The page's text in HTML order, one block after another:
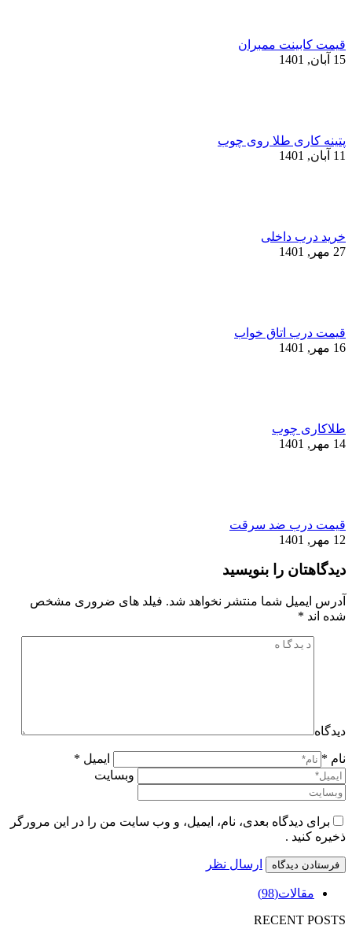
قیمت کابینت ممبران
15 آبان, 1401
پتینه کاری طلا روی چوب
11 آبان, 1401
خرید درب داخلی
27 مهر, 1401
قیمت درب اتاق خواب
16 مهر, 1401
طلاکاری چوب
14 مهر, 1401
قیمت درب ضد سرقت
12 مهر, 1401
دیدگاهتان را بنویسید
آدرس ایمیل شما منتشر نخواهد شد. فیلد های ضروری مشخص
شده اند *
دیدگاه
نام *
ایمیل *
وبسایت
برای دیدگاه بعدی، نام، ایمیل، و وب سایت من را در این مرورگر
ذخیره کنید .
ارسال نظر
مقالات(98)
RECENT POSTS